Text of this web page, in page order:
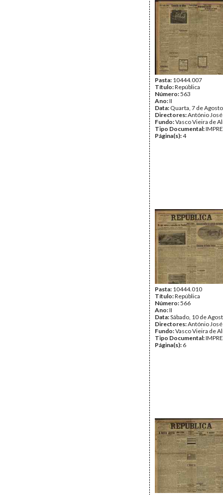
Pasta: 10444.007
Título:República
Número:563
Ano:II
Data: Quarta, 7 de
Directores:António
Fundo:Vasco Vieira de
Tipo Documental:
Página(s):4
Pasta: 10444.010
Título:República
Número:566
Ano:II
Data:Sábado, 10 de
Directores:António
Fundo:Vasco Vieira de
Tipo Documental:
Página(s): 6